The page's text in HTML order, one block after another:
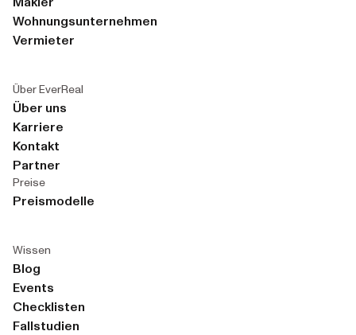
Makler
Wohnungsunternehmen
Vermieter
Über EverReal
Über uns
Karriere
Kontakt
Partner
Preise
Preismodelle
Wissen
Blog
Events
Checklisten
Fallstudien